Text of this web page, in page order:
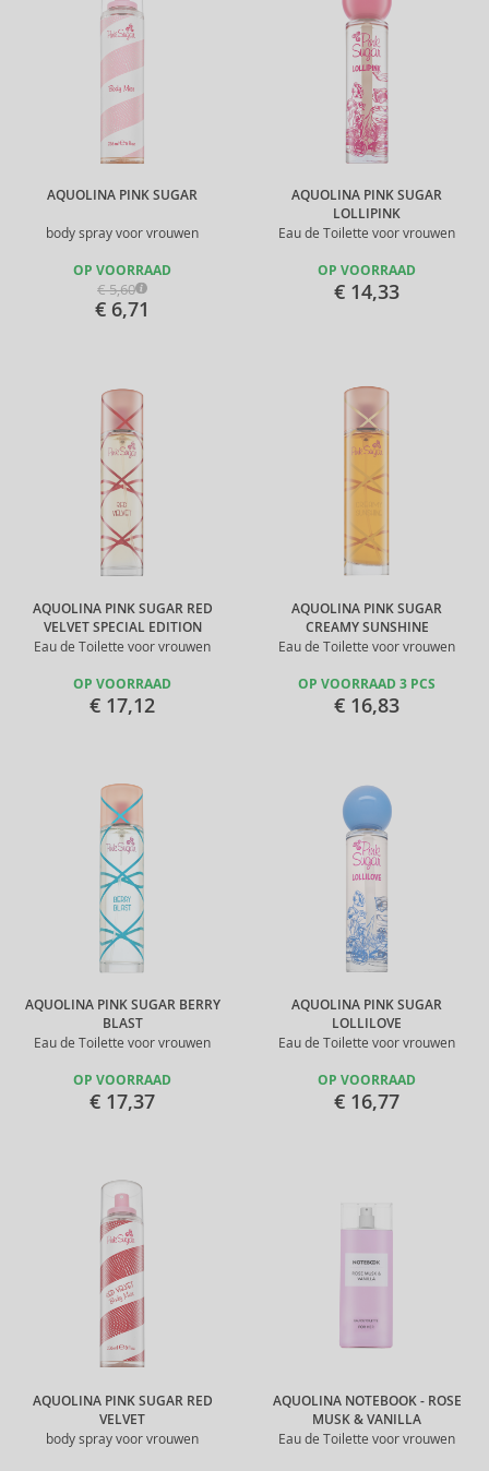
AQUOLINA PINK SUGAR
body spray voor vrouwen
OP VOORRAAD
€ 5,60
€ 6,71
AQUOLINA PINK SUGAR
LOLLIPINK
Eau de Toilette voor vrouwen
OP VOORRAAD
€ 14,33
AQUOLINA PINK SUGAR RED
VELVET SPECIAL EDITION
Eau de Toilette voor vrouwen
OP VOORRAAD
€ 17,12
AQUOLINA PINK SUGAR
CREAMY SUNSHINE
Eau de Toilette voor vrouwen
OP VOORRAAD 3 PCS
€ 16,83
AQUOLINA PINK SUGAR BERRY
BLAST
Eau de Toilette voor vrouwen
OP VOORRAAD
€ 17,37
AQUOLINA PINK SUGAR
LOLLILOVE
Eau de Toilette voor vrouwen
OP VOORRAAD
€ 16,77
AQUOLINA PINK SUGAR RED
VELVET
body spray voor vrouwen
AQUOLINA NOTEBOOK - ROSE
MUSK & VANILLA
Eau de Toilette voor vrouwen